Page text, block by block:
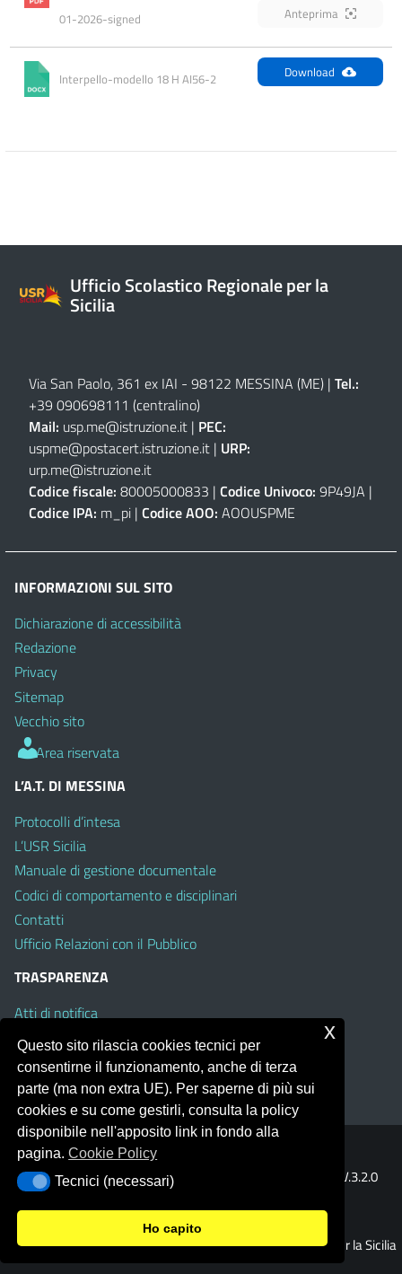
01-2026-signed
Anteprima
Interpello-modello 18 H AI56-2 Download
Ufficio Scolastico Regionale per la
Sicilia
Via San Paolo, 361 ex IAI - 98122 MESSINA (ME) | Tel.:
+39 090698111 (centralino)
Mail: usp.me@istruzione.it | PEC:
uspme@postacert.istruzione.it | URP:
urp.me@istruzione.it
Codice fiscale: 80005000833 | Codice Univoco: 9P49JA |
Codice IPA: m_pi | Codice AOO: AOOUSPME
INFORMAZIONI SUL SITO
Dichiarazione di accessibilità
Redazione
Privacy
Sitemap
Vecchio sito
Area riservata
L’A.T. DI MESSINA
Protocolli d’intesa
L’USR Sicilia
Manuale di gestione documentale
Codici di comportamento e disciplinari
Contatti
Ufficio Relazioni con il Pubblico
TRASPARENZA
Atti di notifica
Albo on line
Amministrazione Trasparente
Obiettivi di Accessibilità
Portale realizzato con la piattaforma
Template Italia configurato sul tema accessibile
V.3.2.0
(Mizar)
© 2026 Ufficio Scolastico Regionale per la Sicilia
Questo sito rilascia cookies tecnici per
consentirne il funzionamento, anche di terza
parte (ma non extra UE). Per saperne di più sui
cookies e su come gestirli, consulta la policy
disponibile nell'apposito link in fondo alla
pagina.Cookie Policy
Tecnici (necessari)
Tecnici (necessari)
Ho capito
x